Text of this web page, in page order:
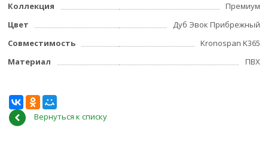
Коллекция
Премиум
Цвет
Дуб Эвок Прибрежный
Совместимость
Kronospan K365
Материал
ПВХ
Вернуться к списку